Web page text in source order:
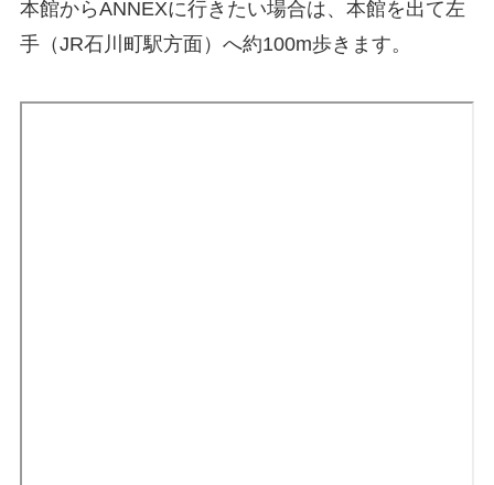
本館からANNEXに行きたい場合は、本館を出て左
手（JR石川町駅方面）へ約100m歩きます。